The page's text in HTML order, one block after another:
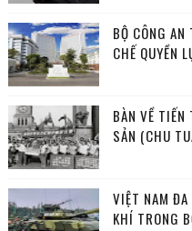
BỘ CÔNG
CHẾ QUYỀN
BÀN VỀ TIẾN
SẢN (CHU
VIỆT NAM ĐA
KHÍ TRONG